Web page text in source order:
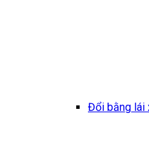
Đổi bằng lái